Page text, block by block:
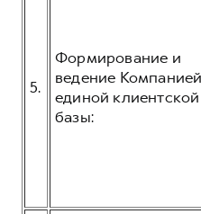
5.
Формирование и
ведение Компанией
единой клиентской
базы: